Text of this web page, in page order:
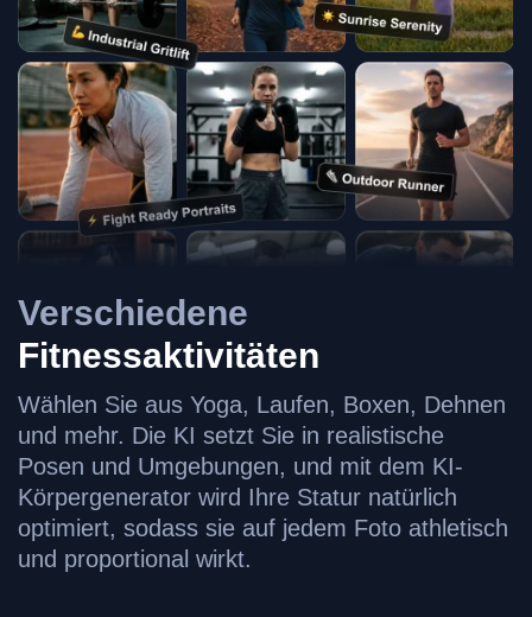
Verschiedene
Fitnessaktivitäten
Wählen Sie aus Yoga, Laufen, Boxen, Dehnen
und mehr. Die KI setzt Sie in realistische
Posen und Umgebungen, und mit dem KI-
Körpergenerator wird Ihre Statur natürlich
optimiert, sodass sie auf jedem Foto athletisch
und proportional wirkt.